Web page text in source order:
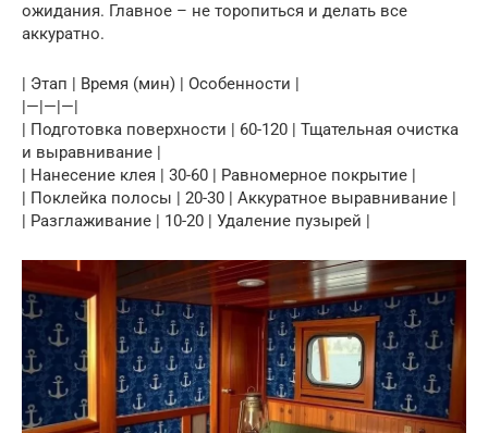
ожидания. Главное – не торопиться и делать все
аккуратно.
| Этап | Время (мин) | Особенности |
|—|—|—|
| Подготовка поверхности | 60-120 | Тщательная очистка
и выравнивание |
| Нанесение клея | 30-60 | Равномерное покрытие |
| Поклейка полосы | 20-30 | Аккуратное выравнивание |
| Разглаживание | 10-20 | Удаление пузырей |